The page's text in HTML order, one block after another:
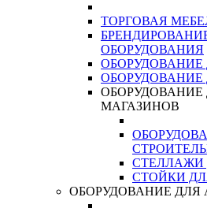
ТОРГОВАЯ
ОБОРУДОВАНИЯ
ОБОРУДОВАНИЕ
ОБОРУДОВАНИЕ
МАГАЗИНОВ
СТЕЛЛАЖИ
СТОЙКИ
ОБОРУДОВАНИЕ ДЛЯ